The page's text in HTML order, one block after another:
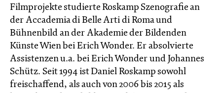
Filmprojekte studierte Roskamp Szenografie an
der Accademia di Belle Arti di Roma und
Bühnenbild an der Akademie der Bildenden
Künste Wien bei Erich Wonder. Er absolvierte
Assistenzen u.a. bei Erich Wonder und Johannes
Schütz. Seit 1994 ist Daniel Roskamp sowohl
freischaffend, als auch von 2006 bis 2015 als